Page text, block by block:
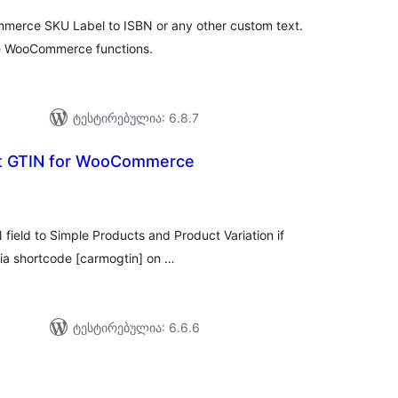
SKU Label to ISBN or any other custom text.
functions.
ტესტირებულია: 6.8.7
GTIN for WooCommerce
field to Simple Products and Product Variation if
shortcode [carmogtin] on …
ტესტირებულია: 6.6.6